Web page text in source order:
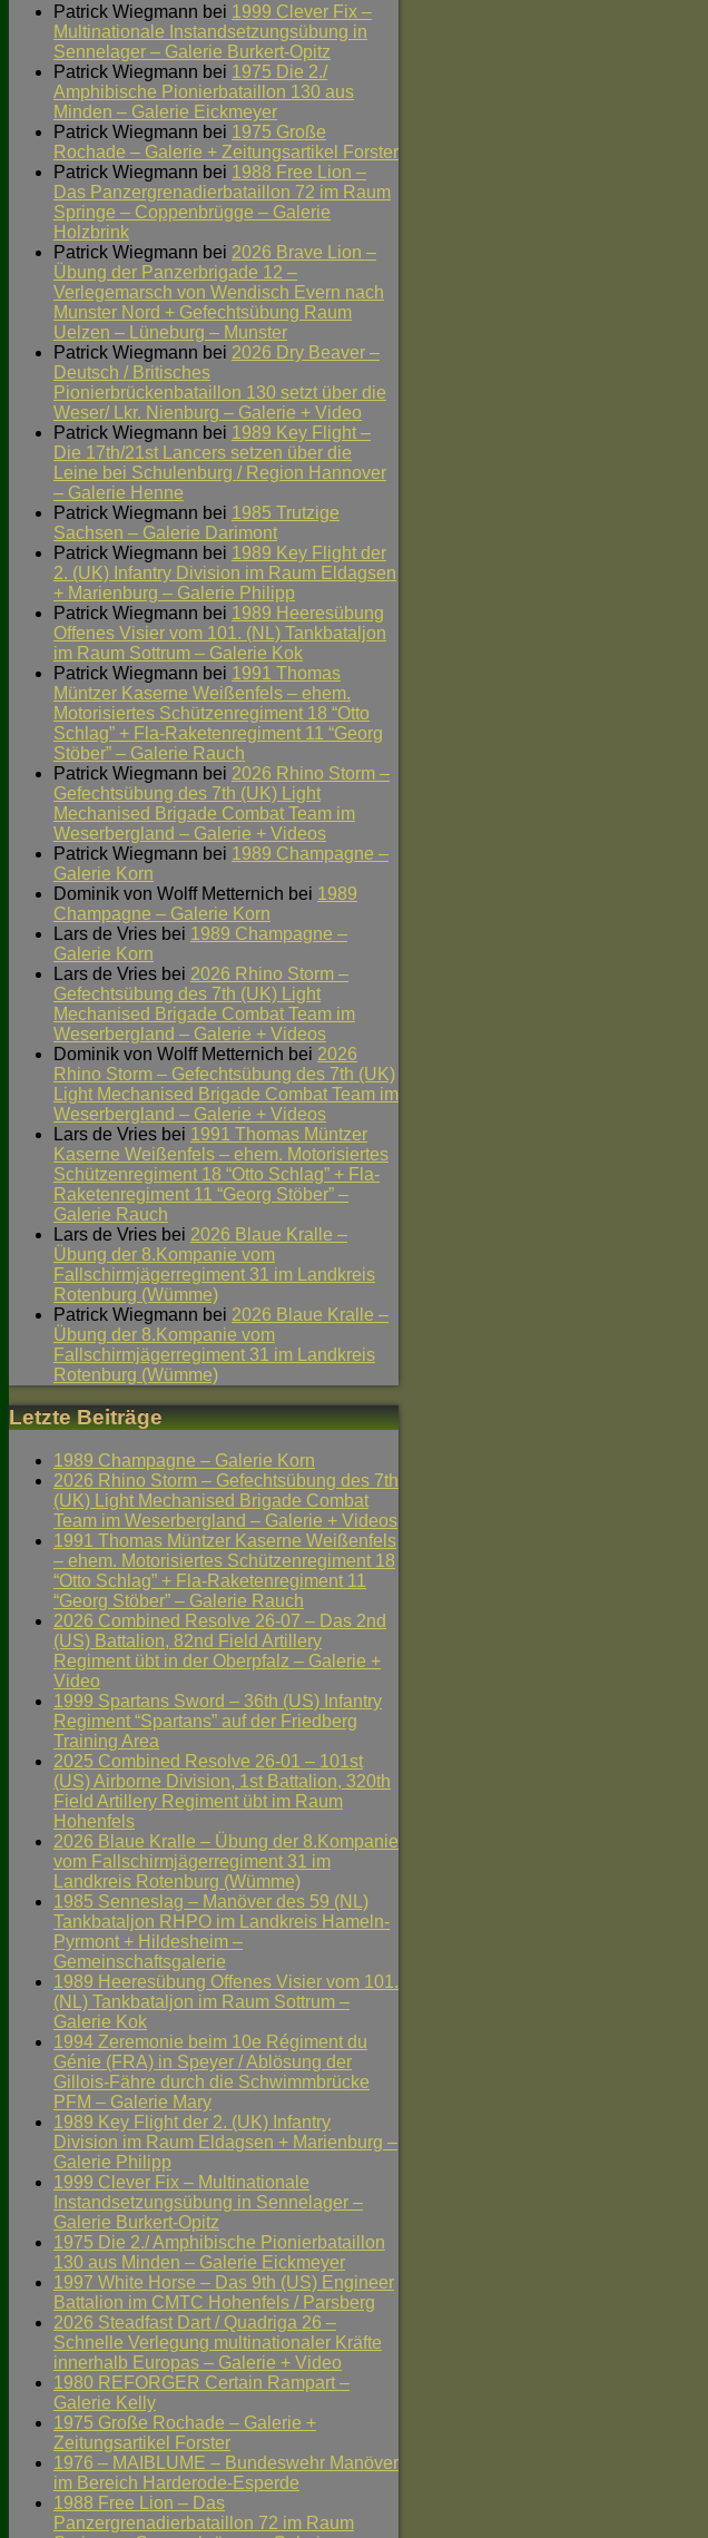
Patrick Wiegmann bei 1999 Clever Fix –
Multinationale Instandsetzungsübung in
Sennelager – Galerie Burkert-Opitz
Patrick Wiegmann bei 1975 Die 2./
Amphibische Pionierbataillon 130 aus
Minden – Galerie Eickmeyer
Patrick Wiegmann bei 1975 Große
Rochade – Galerie + Zeitungsartikel Forster
Patrick Wiegmann bei 1988 Free Lion –
Das Panzergrenadierbataillon 72 im Raum
Springe – Coppenbrügge – Galerie
Holzbrink
Patrick Wiegmann bei 2026 Brave Lion –
Übung der Panzerbrigade 12 –
Verlegemarsch von Wendisch Evern nach
Munster Nord + Gefechtsübung Raum
Uelzen – Lüneburg – Munster
Patrick Wiegmann bei 2026 Dry Beaver –
Deutsch / Britisches
Pionierbrückenbataillon 130 setzt über die
Weser/ Lkr. Nienburg – Galerie + Video
Patrick Wiegmann bei 1989 Key Flight –
Die 17th/21st Lancers setzen über die
Leine bei Schulenburg / Region Hannover
– Galerie Henne
Patrick Wiegmann bei 1985 Trutzige
Sachsen – Galerie Darimont
Patrick Wiegmann bei 1989 Key Flight der
2. (UK) Infantry Division im Raum Eldagsen
+ Marienburg – Galerie Philipp
Patrick Wiegmann bei 1989 Heeresübung
Offenes Visier vom 101. (NL) Tankbataljon
im Raum Sottrum – Galerie Kok
Patrick Wiegmann bei 1991 Thomas
Müntzer Kaserne Weißenfels – ehem.
Motorisiertes Schützenregiment 18 “Otto
Schlag” + Fla-Raketenregiment 11 “Georg
Stöber” – Galerie Rauch
Patrick Wiegmann bei 2026 Rhino Storm –
Gefechtsübung des 7th (UK) Light
Mechanised Brigade Combat Team im
Weserbergland – Galerie + Videos
Patrick Wiegmann bei 1989 Champagne –
Galerie Korn
Dominik von Wolff Metternich bei 1989
Champagne – Galerie Korn
Lars de Vries bei 1989 Champagne –
Galerie Korn
Lars de Vries bei 2026 Rhino Storm –
Gefechtsübung des 7th (UK) Light
Mechanised Brigade Combat Team im
Weserbergland – Galerie + Videos
Dominik von Wolff Metternich bei 2026
Rhino Storm – Gefechtsübung des 7th (UK)
Light Mechanised Brigade Combat Team im
Weserbergland – Galerie + Videos
Lars de Vries bei 1991 Thomas Müntzer
Kaserne Weißenfels – ehem. Motorisiertes
Schützenregiment 18 “Otto Schlag” + Fla-
Raketenregiment 11 “Georg Stöber” –
Galerie Rauch
Lars de Vries bei 2026 Blaue Kralle –
Übung der 8.Kompanie vom
Fallschirmjägerregiment 31 im Landkreis
Rotenburg (Wümme)
Patrick Wiegmann bei 2026 Blaue Kralle –
Übung der 8.Kompanie vom
Fallschirmjägerregiment 31 im Landkreis
Rotenburg (Wümme)
Letzte Beiträge
1989 Champagne – Galerie Korn
2026 Rhino Storm – Gefechtsübung des 7th
(UK) Light Mechanised Brigade Combat
Team im Weserbergland – Galerie + Videos
1991 Thomas Müntzer Kaserne Weißenfels
– ehem. Motorisiertes Schützenregiment 18
“Otto Schlag” + Fla-Raketenregiment 11
“Georg Stöber” – Galerie Rauch
2026 Combined Resolve 26-07 – Das 2nd
(US) Battalion, 82nd Field Artillery
Regiment übt in der Oberpfalz – Galerie +
Video
1999 Spartans Sword – 36th (US) Infantry
Regiment “Spartans” auf der Friedberg
Training Area
2025 Combined Resolve 26-01 – 101st
(US) Airborne Division, 1st Battalion, 320th
Field Artillery Regiment übt im Raum
Hohenfels
2026 Blaue Kralle – Übung der 8.Kompanie
vom Fallschirmjägerregiment 31 im
Landkreis Rotenburg (Wümme)
1985 Senneslag – Manöver des 59 (NL)
Tankbataljon RHPO im Landkreis Hameln-
Pyrmont + Hildesheim –
Gemeinschaftsgalerie
1989 Heeresübung Offenes Visier vom 101.
(NL) Tankbataljon im Raum Sottrum –
Galerie Kok
1994 Zeremonie beim 10e Régiment du
Génie (FRA) in Speyer / Ablösung der
Gillois-Fähre durch die Schwimmbrücke
PFM – Galerie Mary
1989 Key Flight der 2. (UK) Infantry
Division im Raum Eldagsen + Marienburg –
Galerie Philipp
1999 Clever Fix – Multinationale
Instandsetzungsübung in Sennelager –
Galerie Burkert-Opitz
1975 Die 2./ Amphibische Pionierbataillon
130 aus Minden – Galerie Eickmeyer
1997 White Horse – Das 9th (US) Engineer
Battalion im CMTC Hohenfels / Parsberg
2026 Steadfast Dart / Quadriga 26 –
Schnelle Verlegung multinationaler Kräfte
innerhalb Europas – Galerie + Video
1980 REFORGER Certain Rampart –
Galerie Kelly
1975 Große Rochade – Galerie +
Zeitungsartikel Forster
1976 – MAIBLUME – Bundeswehr Manöver
im Bereich Harderode-Esperde
1988 Free Lion – Das
Panzergrenadierbataillon 72 im Raum